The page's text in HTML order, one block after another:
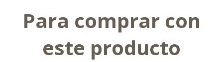
Para comprar con
este producto